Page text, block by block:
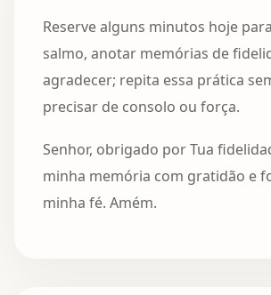
Reserve alguns minutos hoje
salmo, anotar memórias de
agradecer; repita essa prática
precisar de consolo ou força.
Senhor, obrigado por Tua
minha memória com gratidão e
minha fé. Amém.